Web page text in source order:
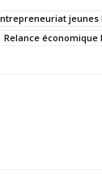
jeunes
Relance économique